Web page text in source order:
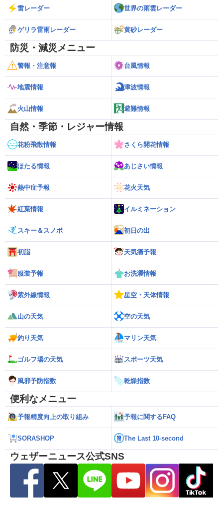
雷レーダー 世界の雨雲レーダー
ゲリラ雷雨レーダー 黄砂レーダー
防災・減災メニュー
警報・注意報 台風情報
地震情報 津波情報
火山情報 避難情報
自然・季節・レジャー情報
花粉飛散情報 さくら開花情報
ほたる情報 あじさい情報
熱中症予報 花火天気
紅葉情報 イルミネーション
スキー＆スノボ 初日の出
初詣 天気痛予報
服装予報 お洗濯情報
紫外線情報 星空・天体情報
山の天気 空の天気
釣り天気 マリン天気
ゴルフ場の天気 スポーツ天気
風邪予防指数 乾燥指数
便利なメニュー
予報精度向上の取り組み 予報に関するFAQ
SORASHOP The Last 10-second
ウェザーニュース公式SNS